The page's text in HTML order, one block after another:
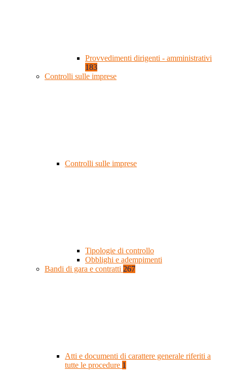
Provvedimenti dirigenti - amministrativi
183
Controlli sulle imprese
Controlli sulle imprese
Tipologie di controllo
Obblighi e adempimenti
Bandi di gara e contratti 267
Atti e documenti di carattere generale riferiti a
tutte le procedure 1